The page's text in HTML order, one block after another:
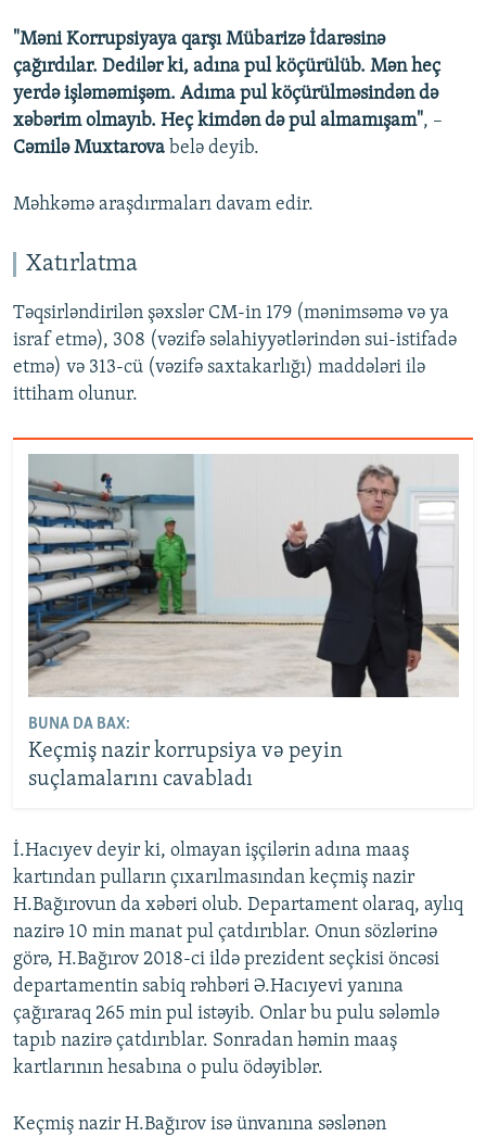
"Məni Korrupsiyaya qarşı Mübarizə İdarəsinə
çağırdılar. Dedilər ki, adına pul köçürülüb. Mən heç
yerdə işləməmişəm. Adıma pul köçürülməsindən də
xəbərim olmayıb. Heç kimdən də pul almamışam", –
Cəmilə Muxtarova belə deyib.
Məhkəmə araşdırmaları davam edir.
Xatırlatma
Təqsirləndirilən şəxslər CM-in 179 (mənimsəmə və ya
israf etmə), 308 (vəzifə səlahiyyətlərindən sui-istifadə
etmə) və 313-cü (vəzifə saxtakarlığı) maddələri ilə
ittiham olunur.
BUNA DA BAX:
Keçmiş nazir korrupsiya və peyin
suçlamalarını cavabladı
İ.Hacıyev deyir ki, olmayan işçilərin adına maaş
kartından pulların çıxarılmasından keçmiş nazir
H.Bağırovun da xəbəri olub. Departament olaraq, aylıq
nazirə 10 min manat pul çatdırıblar. Onun sözlərinə
görə, H.Bağırov 2018-ci ildə prezident seçkisi öncəsi
departamentin sabiq rəhbəri Ə.Hacıyevi yanına
çağıraraq 265 min pul istəyib. Onlar bu pulu sələmlə
tapıb nazirə çatdırıblar. Sonradan həmin maaş
kartlarının hesabına o pulu ödəyiblər.
Keçmiş nazir H.Bağırov isə ünvanına səslənən